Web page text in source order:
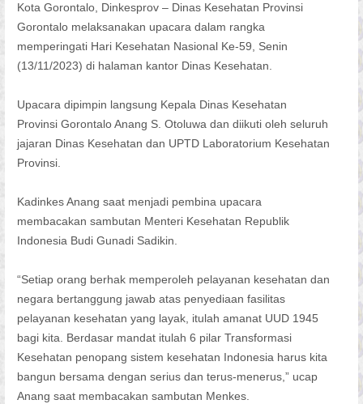
Kota Gorontalo, Dinkesprov – Dinas Kesehatan Provinsi
Gorontalo melaksanakan upacara dalam rangka
memperingati Hari Kesehatan Nasional Ke-59, Senin
(13/11/2023) di halaman kantor Dinas Kesehatan.
Upacara dipimpin langsung Kepala Dinas Kesehatan
Provinsi Gorontalo Anang S. Otoluwa dan diikuti oleh seluruh
jajaran Dinas Kesehatan dan UPTD Laboratorium Kesehatan
Provinsi.
Kadinkes Anang saat menjadi pembina upacara
membacakan sambutan Menteri Kesehatan Republik
Indonesia Budi Gunadi Sadikin.
“Setiap orang berhak memperoleh pelayanan kesehatan dan
negara bertanggung jawab atas penyediaan fasilitas
pelayanan kesehatan yang layak, itulah amanat UUD 1945
bagi kita. Berdasar mandat itulah 6 pilar Transformasi
Kesehatan penopang sistem kesehatan Indonesia harus kita
bangun bersama dengan serius dan terus-menerus,” ucap
Anang saat membacakan sambutan Menkes.